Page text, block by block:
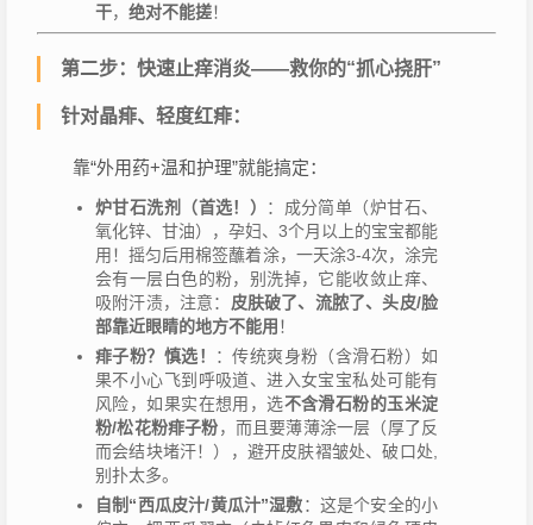
干， 绝对不能搓！
第二步：快速止痒消炎——救你的“抓心挠肝”
针对晶痱、轻度红痱：
靠“外用药+温和护理”就能搞定：
炉甘石洗剂（首选！）
：成分简单（炉甘石、
氧化锌、甘油），孕妇、3个月以上的宝宝都能
用！摇匀后用棉签蘸着涂，一天涂3-4次，涂完
会有一层白色的粉，别洗掉，它能收敛止痒、
吸附汗渍，注意： 皮肤破了、流脓了、头皮/脸
部靠近眼睛的地方不能用 ！
痱子粉？慎选！
：传统爽身粉（含滑石粉）如
果不小心飞到呼吸道、进入女宝宝私处可能有
风险，如果实在想用，选不含滑石粉的玉米淀
粉/松花粉痱子粉，而且要薄薄涂一层（厚了反
而会结块堵汗！），避开皮肤褶皱处、破口处,
别扑太多。
自制“西瓜皮汁/黄瓜汁”湿敷：这是个安全的小